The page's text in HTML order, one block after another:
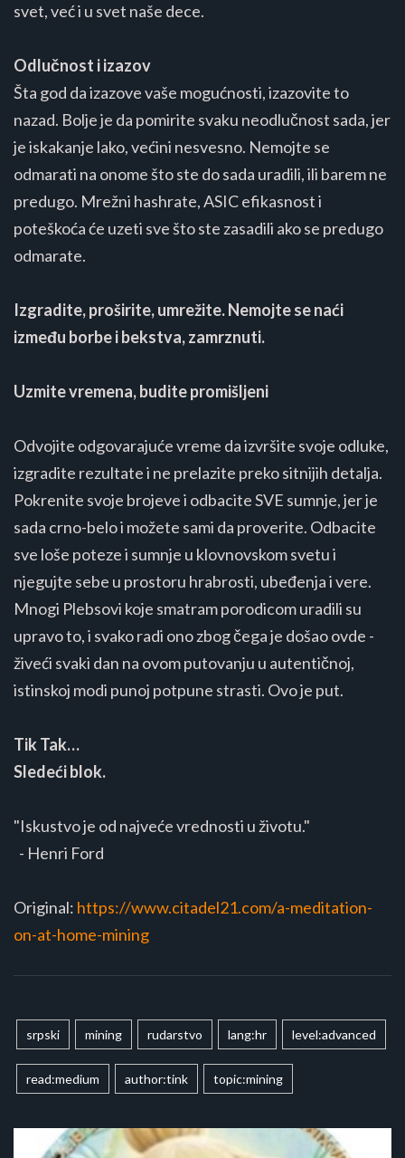
svet, već i u svet naše dece.
Odlučnost i izazov
Šta god da izazove vaše mogućnosti, izazovite to
nazad. Bolje je da pomirite svaku neodlučnost sada, jer
je iskakanje lako, većini nesvesno. Nemojte se
odmarati na onome što ste do sada uradili, ili barem ne
predugo. Mrežni hashrate, ASIC efikasnost i
poteškoća će uzeti sve što ste zasadili ako se predugo
odmarate.
Izgradite, proširite, umrežite.Nemojte se naći
između borbe i bekstva, zamrznuti.
Uzmite vremena, budite promišljeni
Odvojite odgovarajuće vreme da izvršite svoje odluke,
izgradite rezultate i ne prelazite preko sitnijih detalja.
Pokrenite svoje brojeve i odbacite SVE sumnje, jer je
sada crno-belo i možete sami da proverite. Odbacite
sve loše poteze i sumnje u klovnovskom svetu i
njegujte sebe u prostoru hrabrosti, ubeđenja i vere.
Mnogi Plebsovi koje smatram porodicom uradili su
upravo to, i svako radi ono zbog čega je došao ovde -
živeći svaki dan na ovom putovanju u autentičnoj,
istinskoj modi punoj potpune strasti. Ovo je put.
Tik Tak…
Sledeći blok.
"Iskustvo je od najveće vrednosti u životu."
- Henri Ford
Original: https://www.citadel21.com/a-meditation-
on-at-home-mining
srpski mining rudarstvo lang:hr level:advanced
read:medium author:tink topic:mining